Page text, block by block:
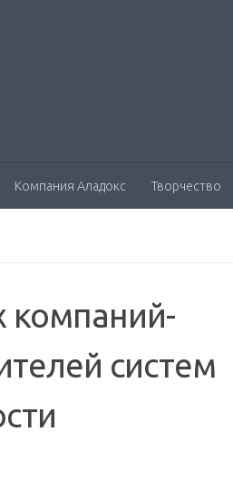
Компания Аладокс Творчество
компаний-
систем